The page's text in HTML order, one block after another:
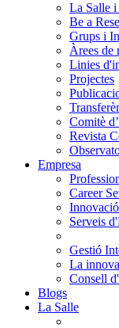
La Salle i
Be a
Grups i
Àrees de
Linies
Projectes
Comitè
Revista
Empresa
Career
Serveis
Gestió
La
Consell
Blogs
La Salle